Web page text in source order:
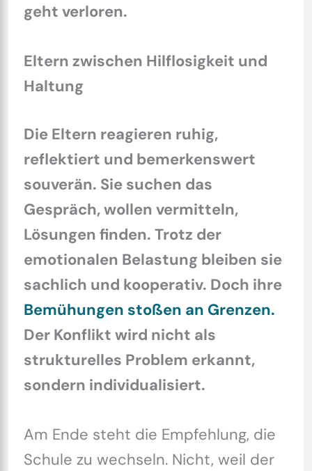
geht verloren.
Eltern zwischen Hilflosigkeit und
Haltung
Die Eltern reagieren ruhig,
reflektiert und bemerkenswert
souverän. Sie suchen das
Gespräch, wollen vermitteln,
Lösungen finden. Trotz der
emotionalen Belastung bleiben sie
sachlich und kooperativ. Doch ihre
Bemühungen stoßen an Grenzen.
Der Konflikt wird nicht als
strukturelles Problem erkannt,
sondern individualisiert.
Am Ende steht die Empfehlung, die
Schule zu wechseln. Nicht, weil der